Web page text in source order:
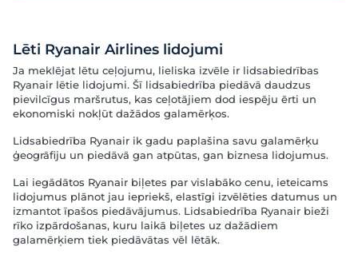
Lēti Ryanair Airlines lidojumi
Ja meklējat lētu ceļojumu, lieliska izvēle ir lidsabiedrības
Ryanair lētie lidojumi. Šī lidsabiedrība piedāvā daudzus
pievilcīgus maršrutus, kas ceļotājiem dod iespēju ērti un
ekonomiski nokļūt dažādos galamērķos.
Lidsabiedrība Ryanair ik gadu paplašina savu galamērķu
ģeogrāfiju un piedāvā gan atpūtas, gan biznesa lidojumus.
Lai iegādātos Ryanair biļetes par vislabāko cenu, ieteicams
lidojumus plānot jau iepriekš, elastīgi izvēlēties datumus un
izmantot īpašos piedāvājumus. Lidsabiedrība Ryanair bieži
rīko izpārdošanas, kuru laikā biļetes uz dažādiem
galamērķiem tiek piedāvātas vēl lētāk.